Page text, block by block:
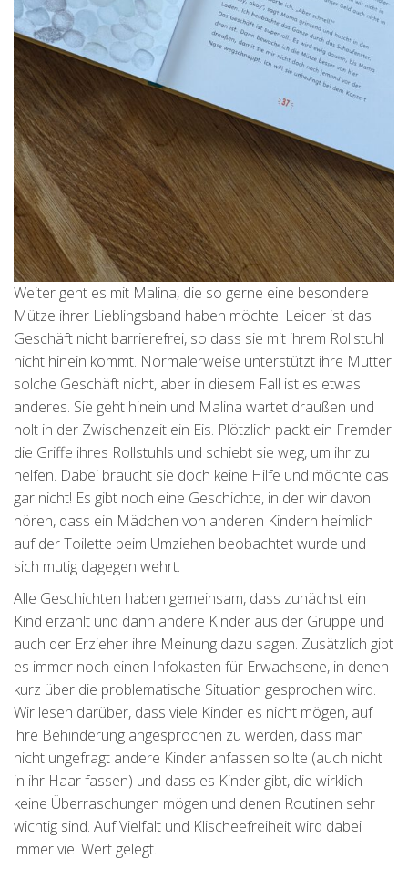
Weiter geht es mit Malina, die so gerne eine besondere
Mütze ihrer Lieblingsband haben möchte. Leider ist das
Geschäft nicht barrierefrei, so dass sie mit ihrem Rollstuhl
nicht hinein kommt. Normalerweise unterstützt ihre Mutter
solche Geschäft nicht, aber in diesem Fall ist es etwas
anderes. Sie geht hinein und Malina wartet draußen und
holt in der Zwischenzeit ein Eis. Plötzlich packt ein Fremder
die Griffe ihres Rollstuhls und schiebt sie weg, um ihr zu
helfen. Dabei braucht sie doch keine Hilfe und möchte das
gar nicht! Es gibt noch eine Geschichte, in der wir davon
hören, dass ein Mädchen von anderen Kindern heimlich
auf der Toilette beim Umziehen beobachtet wurde und
sich mutig dagegen wehrt.
Alle Geschichten haben gemeinsam, dass zunächst ein
Kind erzählt und dann andere Kinder aus der Gruppe und
auch der Erzieher ihre Meinung dazu sagen. Zusätzlich gibt
es immer noch einen Infokasten für Erwachsene, in denen
kurz über die problematische Situation gesprochen wird.
Wir lesen darüber, dass viele Kinder es nicht mögen, auf
ihre Behinderung angesprochen zu werden, dass man
nicht ungefragt andere Kinder anfassen sollte (auch nicht
in ihr Haar fassen) und dass es Kinder gibt, die wirklich
keine Überraschungen mögen und denen Routinen sehr
wichtig sind. Auf Vielfalt und Klischeefreiheit wird dabei
immer viel Wert gelegt.